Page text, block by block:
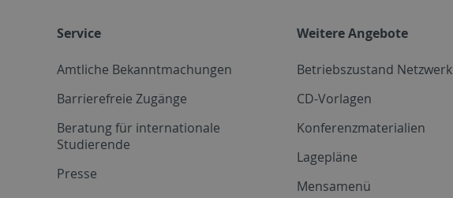
Service
Amtliche Bekanntmachungen
Barrierefreie Zugänge
Beratung für internationale
Studierende
Presse
Weitere Angebote
Betriebszustand Netzwerk
CD-Vorlagen
Konferenzmaterialien
Lagepläne
Mensamenü